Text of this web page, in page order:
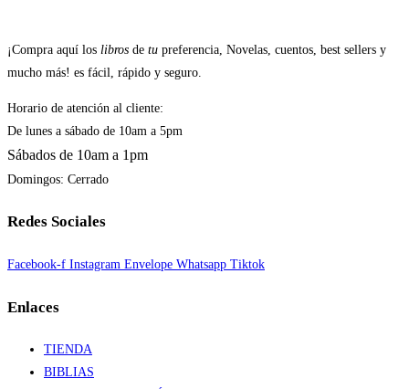
¡Compra aquí los libros de tu preferencia, Novelas, cuentos, best sellers y
mucho más! es fácil, rápido y seguro.
Horario de atención al cliente:
De lunes a sábado de 10am a 5pm
Sábados de 10am a 1pm
Domingos: Cerrado
Redes Sociales
Facebook-f Instagram Envelope Whatsapp Tiktok
Enlaces
TIENDA
BIBLIAS